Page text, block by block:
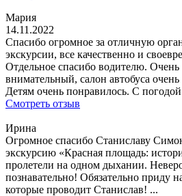
Мария
14.11.2022
Спасибо огромное за отличную
экскурсии, все качественно и
Отдельное спасибо водителю.
внимательный, салон автобуса
Детям очень понравилось. С
Смотреть отзыв
Ирина
Огромное спасибо Станиславу
экскурсию «Красная площадь:
пролетели на одном дыхании.
познавательно! Обязательно приду
которые проводит Станислав! ...